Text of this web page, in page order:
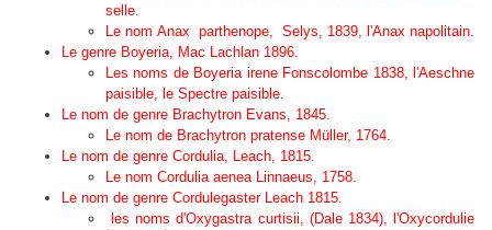
selle.
Le nom Anax parthenope, Selys, 1839, l'Anax napolitain.
Le genre Boyeria, Mac Lachlan 1896.
Les noms de Boyeria ireneFonscolombe 1838, l'Aeschne
paisible, le Spectre paisible.
Le nom de genre Brachytron Evans, 1845.
Le nom de Brachytron pratense Müller, 1764.
Le nom de genre Cordulia, Leach, 1815.
Le nom Cordulia aeneaLinnaeus, 1758.
Le nom de genre CordulegasterLeach 1815.
les noms d'Oxygastra curtisii, (Dale 1834), l'Oxycordulie